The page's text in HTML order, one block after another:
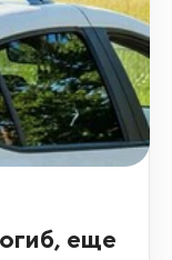
еще